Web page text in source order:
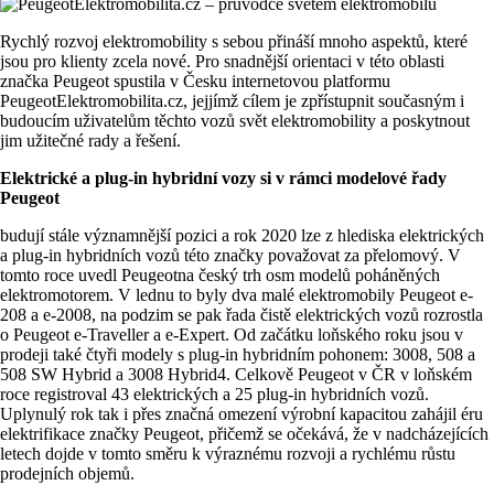
Rychlý rozvoj elektromobility s sebou přináší mnoho aspektů, které
jsou pro klienty zcela nové. Pro snadnější orientaci v této oblasti
značka Peugeot spustila v Česku internetovou platformu
PeugeotElektromobilita.cz, jejjímž cílem je zpřístupnit současným i
budoucím uživatelům těchto vozů svět elektromobility a poskytnout
jim užitečné rady a řešení.
Elektrické a plug-in hybridní vozy si v rámci modelové řady
Peugeot
budují stále významnější pozici a rok 2020 lze z hlediska elektrických
a plug-in hybridních vozů této značky považovat za přelomový. V
tomto roce uvedl Peugeotna český trh osm modelů poháněných
elektromotorem. V lednu to byly dva malé elektromobily Peugeot e-
208 a e-2008, na podzim se pak řada čistě elektrických vozů rozrostla
o Peugeot e-Traveller a e-Expert. Od začátku loňského roku jsou v
prodeji také čtyři modely s plug-in hybridním pohonem: 3008, 508 a
508 SW Hybrid a 3008 Hybrid4. Celkově Peugeot v ČR v loňském
roce registroval 43 elektrických a 25 plug-in hybridních vozů.
Uplynulý rok tak i přes značná omezení výrobní kapacitou zahájil éru
elektrifikace značky Peugeot, přičemž se očekává, že v nadcházejících
letech dojde v tomto směru k výraznému rozvoji a rychlému růstu
prodejních objemů.